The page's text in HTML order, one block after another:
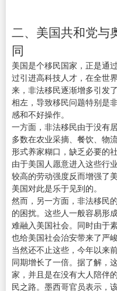
二、美国共和党与
同
美国是个移民国家，正是通
过引进高科技人才，在全世
来，非法移民逐渐增多引发
相左，导致移民问题特别是
感和不好操作。
一方面，非法移民由于没有
多数在农业采摘、餐饮、物
形式养家糊口，缺乏必要的
由于美国人愿意进入这些行
较高的劳动强度反而增强了
美国对此是乐于见到的。
然而，另一方面，非法移民
的困扰。这些人一般容易形
难融入美国社会。同时由于
也给美国社会治安带来了严峻
当然还不止这些，今年以来
同期增长了一倍。据了解，
家，并且是在没有大人陪伴
民之路。墨西哥官员表示，